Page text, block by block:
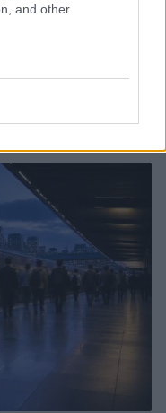
and other
los cambios en la